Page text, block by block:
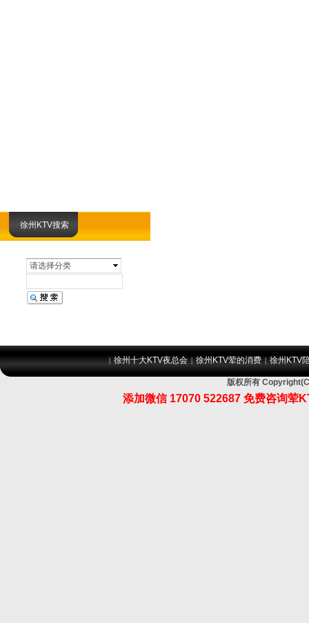
徐州KTV搜索
请选择分类
|徐州十大KTV夜总会 |徐州KTV荤的消费 |徐州KTV
版权所有
添加微信 17070 522687 免费咨询荤